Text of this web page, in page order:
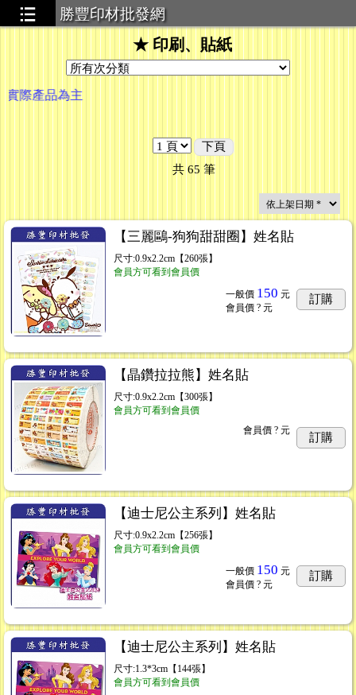
勝豐印材批發網
★ 印刷、貼紙
品為主
下頁
共 65 筆
【三麗鷗-狗狗甜甜圈】姓名貼
尺寸:0.9x2.2cm【260張】
會員方可看到會員價
一般價 150 元
會員價 ? 元
訂購
【晶鑽拉拉熊】姓名貼
尺寸:0.9x2.2cm【300張】
會員方可看到會員價
會員價 ? 元
訂購
【迪士尼公主系列】姓名貼
尺寸:0.9x2.2cm【256張】
會員方可看到會員價
一般價 150 元
會員價 ? 元
訂購
【迪士尼公主系列】姓名貼
尺寸:1.3*3cm【144張】
會員方可看到會員價